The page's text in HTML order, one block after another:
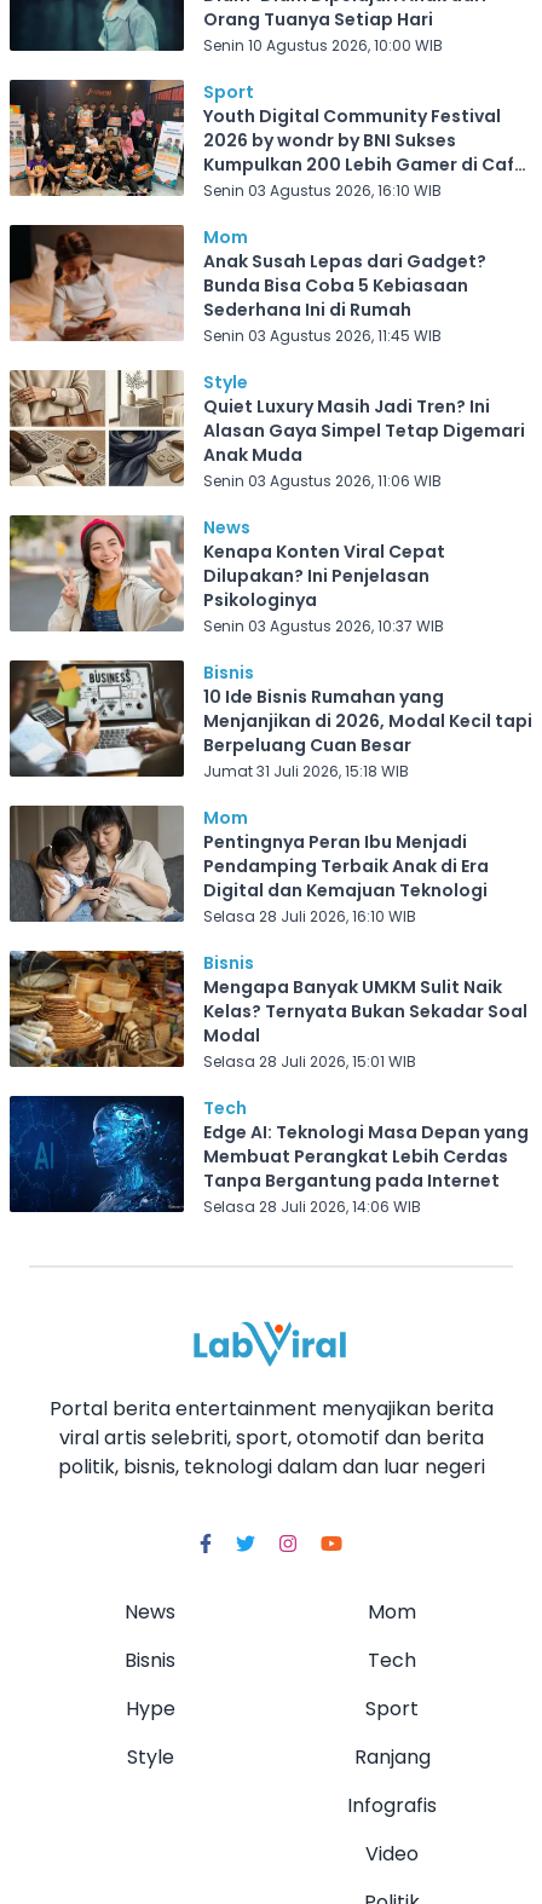
Orang Tuanya Setiap Hari
Senin 10 Agustus 2026, 10:00 WIB
Sport
Youth Digital Community Festival
2026 by wondr by BNI Sukses
Kumpulkan 200 Lebih Gamer di Cafe
Frekuensi Depok
Senin 03 Agustus 2026, 16:10 WIB
Mom
Anak Susah Lepas dari Gadget?
Bunda Bisa Coba 5 Kebiasaan
Sederhana Ini di Rumah
Senin 03 Agustus 2026, 11:45 WIB
Style
Quiet Luxury Masih Jadi Tren? Ini
Alasan Gaya Simpel Tetap Digemari
Anak Muda
Senin 03 Agustus 2026, 11:06 WIB
News
Kenapa Konten Viral Cepat
Dilupakan? Ini Penjelasan
Psikologinya
Senin 03 Agustus 2026, 10:37 WIB
Bisnis
10 Ide Bisnis Rumahan yang
Menjanjikan di 2026, Modal Kecil tapi
Berpeluang Cuan Besar
Jumat 31 Juli 2026, 15:18 WIB
Mom
Pentingnya Peran Ibu Menjadi
Pendamping Terbaik Anak di Era
Digital dan Kemajuan Teknologi
Selasa 28 Juli 2026, 16:10 WIB
Bisnis
Mengapa Banyak UMKM Sulit Naik
Kelas? Ternyata Bukan Sekadar Soal
Modal
Selasa 28 Juli 2026, 15:01 WIB
Tech
Edge AI: Teknologi Masa Depan yang
Membuat Perangkat Lebih Cerdas
Tanpa Bergantung pada Internet
Selasa 28 Juli 2026, 14:06 WIB
Portal berita entertainment menyajikan berita
viral artis selebriti, sport, otomotif dan berita
politik, bisnis, teknologi dalam dan luar negeri
News
Bisnis
Hype
Style
Mom
Tech
Sport
Ranjang
Infografis
Video